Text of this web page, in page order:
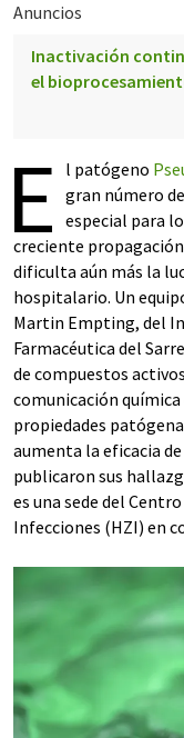
Anuncios
Inactivación
el
E l patógeno
gran número de
especial para
creciente
dificulta aún más la
hospitalario. Un
Martin Empting, del
Farmacéutica del
de compuestos
comunicación
propiedades
aumenta la eficacia
publicaron sus
es una sede del
Infecciones (HZI) en